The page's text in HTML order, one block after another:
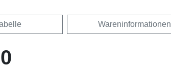
Wareninformationen